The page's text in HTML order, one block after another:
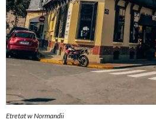
Etretat w Normandii